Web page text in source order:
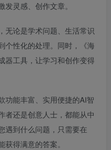
灵感、创作文章。
无论是学术问题、生活常识
个性化的处理。同时，《海
器工具，让学习和创作变得
功能丰富、实用便捷的AI智
者还是创意人士，都能从中
遇到什么问题，只需要在
获得满意的答案。